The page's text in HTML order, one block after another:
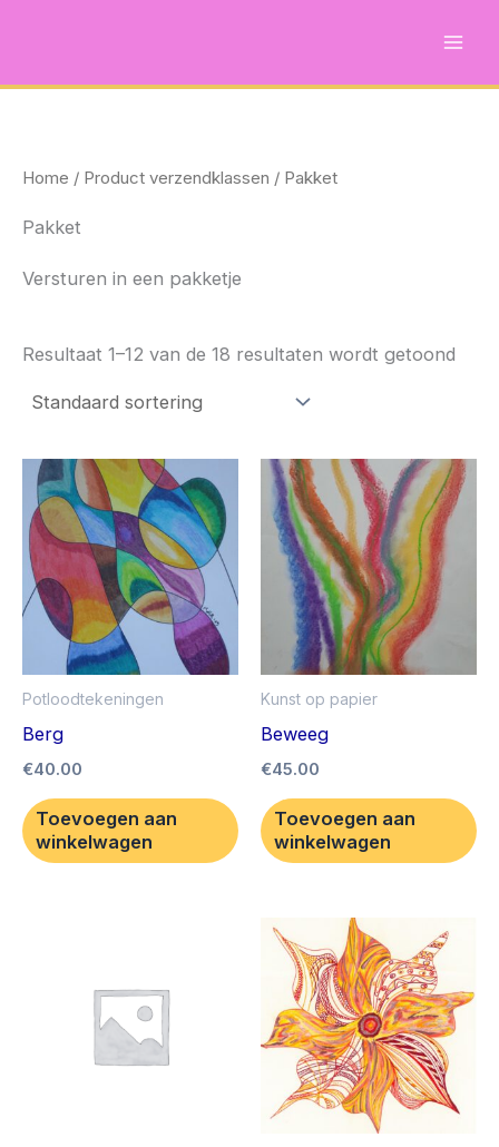
de
Home / Product verzendklassen / Pakket
Pakket
Versturen in een pakketje
Resultaat 1–12 van de 18 resultaten wordt getoond
Potloodtekeningen
Berg
€40.00
Toevoegen aan
winkelwagen
Kunst op papier
Beweeg
€45.00
Toevoegen aan
winkelwagen